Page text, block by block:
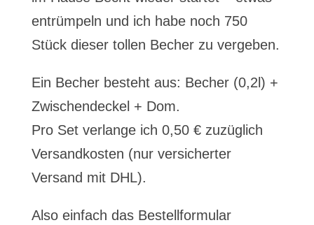
entrümpeln und ich habe noch 750
Stück dieser tollen Becher zu vergeben.
Ein Becher besteht aus: Becher (0,2l) +
Zwischendeckel + Dom.
Pro Set verlange ich 0,50 € zuzüglich
Versandkosten (nur versicherter
Versand mit DHL).
Also einfach das Bestellformular